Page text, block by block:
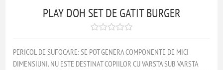
PLAY DOH SET DE GATIT BURGER
PERICOL DE SUFOCARE: SE POT GENERA COMPONENTE DE MICI
DIMENSIUNI. NU ESTE DESTINAT COPIILOR CU VARSTA SUB VARSTA